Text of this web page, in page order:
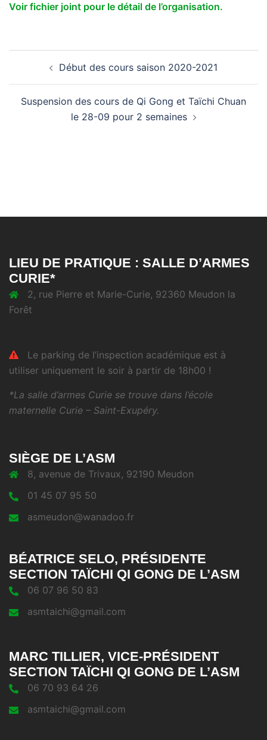
Voir fichier joint pour le détail de l’organisation.
d’articleDébut des cours saison 2020-2021
Suspension des cours de Qi Gong et Taïchi Chuan
le 28-09 pour 2 semaines
LIEU DE PRATIQUE : SALLE D’ARMES
CURIE*
2, rue Pierre et Marie-Curie, 92360 Meudon la
Forêt
Le parking de l’inspection académique est à
utiliser uniquement le soir à partir de 18h00 !
*La salle d’armes Curie se trouve dans l’école
maternelle Curie – Saint-Exupéry.
SIÈGE DE L’ASM
8, avenue de Trivaux, 92190 Meudon
01 45 07 95 50
asmeudon@wanadoo.fr
BÉATRICE SELO, PRÉSIDENTE
SECTION TAÏCHI QI GONG DE L’ASM
06 07 96 50 83
asmtaichi@gmail.com
MARC TILLIER, VICE-PRÉSIDENT
SECTION TAÏCHI QI GONG DE L’ASM
06 70 93 64 26
asmtaichi@gmail.com